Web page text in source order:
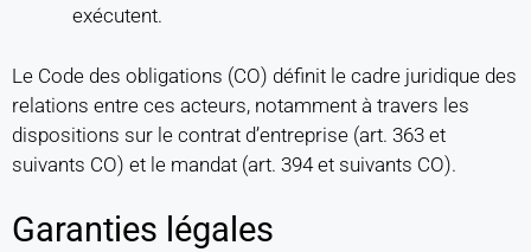
exécutent.
Le Code des obligations (CO) définit le cadre juridique des
relations entre ces acteurs, notamment à travers les
dispositions sur le contrat d’entreprise (art. 363 et
suivants CO) et le mandat (art. 394 et suivants CO).
Garanties légales